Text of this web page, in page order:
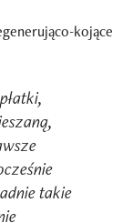
takie